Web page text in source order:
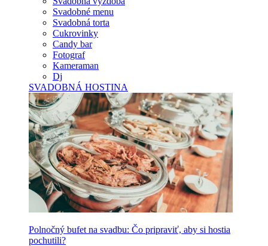
Svadobné menu
Svadobná torta
Cukrovinky
Candy bar
Fotograf
Kameraman
Dj
SVADOBNÁ HOSTINA
Polnočný bufet na svadbu: Čo pripraviť, aby si hostia
pochutili?